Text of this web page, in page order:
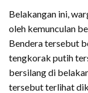
Belakangan ini,
oleh kemunculan
Bendera tersebut
tengkorak putih
bersilang di
tersebut terlihat